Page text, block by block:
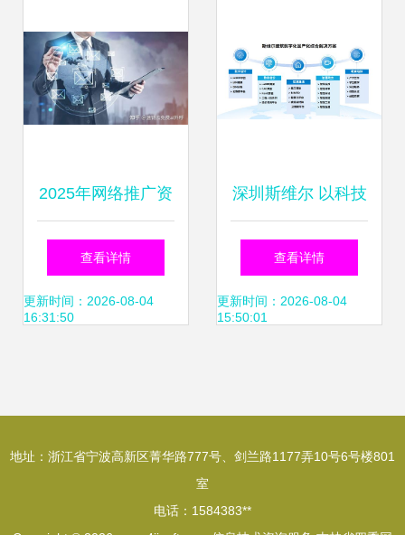
务
2025年网络推广资
源保障新趋势 信息
技术咨询服务的核
查看详情
更新时间：2026-08-04
16:31:50
深圳斯维尔 以科技
创新铸就建筑数智
化的“国产引擎”
查看详情
更新时间：2026-08-04
15:50:01
地址：浙江省宁波高新区菁华路777号、剑兰路1177弄10号6号楼801
室
电话：1584383**